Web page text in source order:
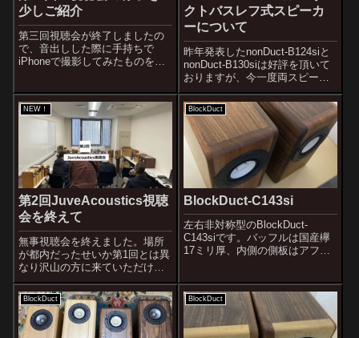
少しご紹介
第三回視聴会が終了しましたの
で、音出しした際に手持ちで
iPhoneで撮影してみたものをご
C162siBlockDuct-C163si「チム
ニー」動画を見るとやはり元の
音の良さは再現出来...
クトバスレフ式スピーカ
ーについて
昨年発表したnonDuct-B124siと
nonDuct-B130siは好評を頂いて
おりますが、今一度両スピーカ
ーの特徴を解説したいと思いま
す。ブロックシリーズのスピー
カーはスピーカーから音が鳴っ
ているように感じません。他の
どのスピーカーよ...
NEW！
第2回JuveAcoustics視聴
会を終えて
無事視聴会を終えました。場所
が都内だったせいか第1回とは異
なり沢山の方に来ていただけま
した。無名のJuveAcousticsの視
聴会に足を運んで下さる方には
感謝しかありません。Audio業界
は権威に支配されている面があ
るので、ブランド力が一...
BlockDuct
BlockDuct-C143si
左右非対称型のBlockDuct-
C143siです。バッフルは国産欅
17ミリ厚、内側の側板はアフリ
板、底板はアフリカンチーク
15mm、背板はアカシア集成材
15ｍｍ厚。BlockDuc...
BlockDuct BlockDuct